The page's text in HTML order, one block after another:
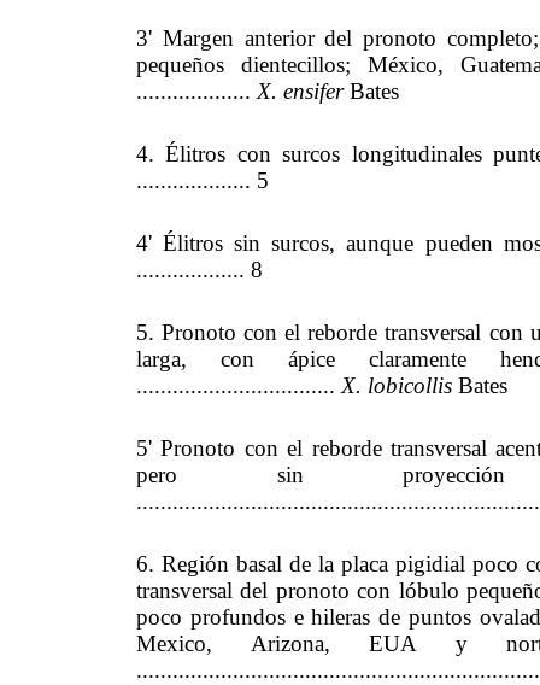
3' Margen anterior del pronoto
pequeños dientecillos; México,
...................X. ensiferBates
4. Élitros con surcos longitudinales
................... 5
4' Élitros sin surcos, aunque pueden
.................. 8
5. Pronoto con el reborde transversal con
larga, con ápice claramente
.................................X. lobicollis Bates
5' Pronoto con el reborde transversal
pero sin proyección
6. Región basal de la placa pigidial poco
transversal del pronoto con lóbulo
poco profundos e hileras de puntos
Mexico, Arizona, EUA y